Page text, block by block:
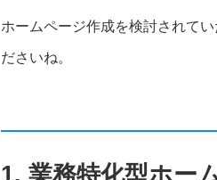
ホームページ作成を検討されて
ださいね。